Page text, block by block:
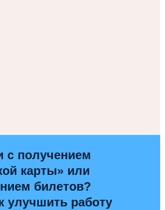
с получением
карты» или
билетов?
улучшить работу